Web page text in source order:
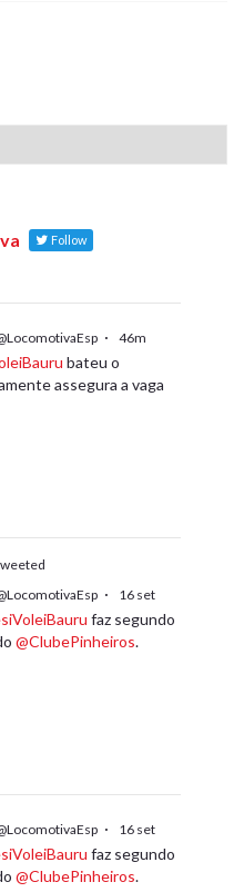
Follow
· 46m
bateu o
assegura a vaga
· 16 set
faz segundo
@ClubePinheiros.
· 16 set
faz segundo
@ClubePinheiros.